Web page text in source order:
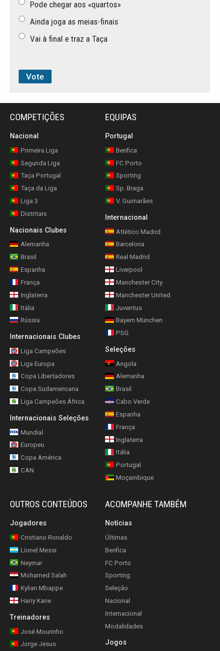
Pode chegar aos «quartos»
Ainda joga as meias-finais
Vai à final e traz a Taça
COMPETIÇÕES
Nacional
Primeira Liga
Segunda Liga
Taça Portugal
Taça da Liga
Liga 3
Distritais
Nacionais Clubes
Alemanha
Brasil
Espanha
França
Inglaterra
Itália
Rússia
Internacionais Clubes
Liga Campeões
Liga Europa
Copa Libertadores
Copa Sudamericana
Liga Campeões África
Internacionais Seleções
Mundial
Europeu
Copa América
CAN
EQUIPAS
Portugal
Benfica
FC Porto
Sporting
Sp. Braga
V. Guimarães
Internacional
Atlético Madrid
Barcelona
Real Madrid
Liverpool
Manchester City
Manchester United
Juventus
Bayern München
PSG
Seleções
Angola
Alemanha
Brasil
Cabo Verde
Espanha
França
Inglaterra
Itália
Portugal
Moçambique
OUTROS CONTEÚDOS
Jogadores
Cristiano Ronaldo
Lionel Messi
Neymar
Mohamed Salah
Kylian Mbappe
Harry Kane
Treinadores
José Mourinho
Jorge Jesus
ACOMPANHE TAMBÉM
Notícias
Últimas
Benfica
FC Porto
Sporting
Seleção
Nacional
Internacional
Modalidades
Jogos